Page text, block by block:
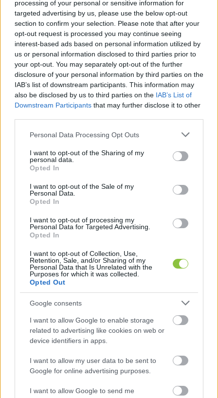
processing of your personal or sensitive information for
targeted advertising by us, please use the below opt-out
section to confirm your selection. Please note that after your
opt-out request is processed you may continue seeing
interest-based ads based on personal information utilized by
us or personal information disclosed to third parties prior to
your opt-out. You may separately opt-out of the further
disclosure of your personal information by third parties on the
IAB’s list of downstream participants. This information may
also be disclosed by us to third parties on the IAB’s List of
Downstream Participants that may further disclose it to other
Please note that this website/app uses one or more Google
not limited to your visit or usage behaviour. You may click to
grant or deny consent to Google and its third-party tags to
use your data for below specified purposes in below Google
consent section.
Personal Data Processing Opt Outs
I want to opt-out of the Sharing of my
personal data.
Opted In
I want to opt-out of the Sale of my
Personal Data.
Opted In
I want to opt-out of processing my
Personal Data for Targeted Advertising.
Opted In
I want to opt-out of Collection, Use,
Retention, Sale, and/or Sharing of my
Personal Data that Is Unrelated with the
Purposes for which it was collected.
Opted Out
Google consents
I want to allow Google to enable storage
related to advertising like cookies on web or
device identifiers in apps.
I want to allow my user data to be sent to
Google for online advertising purposes.
I want to allow Google to send me
A tőserdei helyszínen eddig még soha nem
vettek részt ilyen sokan a jeges csobbanáson,
hiszen huszonöten vállalták el az embert
próbáló megmérettetést. A résztvevők és a
nézelődők együttes száma meghaladta a százat
is, védőitalt pedig mindenki kapott: meleg teát
kortyolgattak az eseményen megjelentek.
Az idei csobbanásra az eddigieknél is több
településről érkeztek vállalkozó kedvű
résztvevők: Szolnokról, Kecskemétről,
Kiskunhalasról, Kiskőrösről, Lakitelekről,
Tiszakécskéről, Nyárlőrincről, Helvéciáról és
Dabasról is. A dabasiak harcművészettel
foglalkoznak, így ők zenére, a színpadon
melegítettek be a merülés előtt. A visszatérő
„törzsgárda” mellett többen most próbálták ki
először a jeges víz erejét. Első alkalommal
Illés Bálint, Dakó Sándor, Győri Sándor, Bálint
Frank, Katona Rómeó, Tóth József és felesége,
Baranyi Nikoletta, Balla Gábor, Farkas Vanda, Tóth